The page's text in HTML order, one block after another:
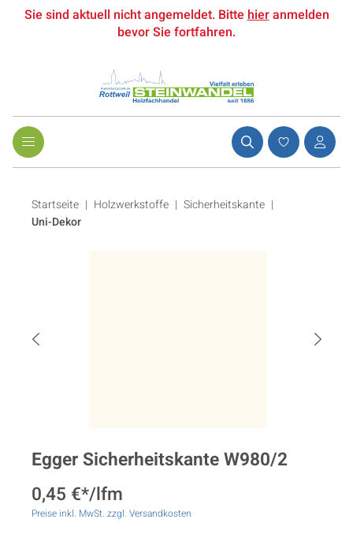
Sie sind aktuell nicht angemeldet. Bittehieranmelden
bevor Sie fortfahren.
Startseite Holzwerkstoffe | Sicherheitskante |
Uni-Dekor
Egger Sicherheitskante W980/2
0,45 €*/lfm
Preise inkl. MwSt. zzgl. Versandkosten